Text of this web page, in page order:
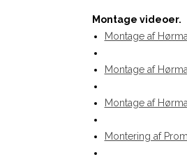
Montage videoer.
Montage af
Montage af
Montage af
Montering af